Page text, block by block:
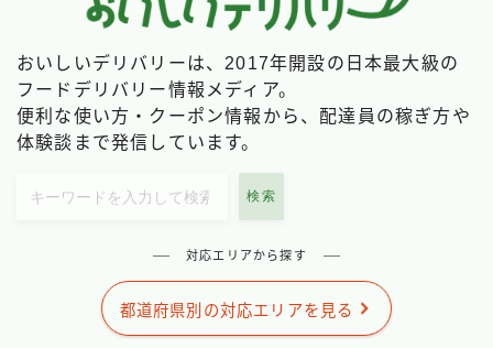
おいしいデリバリーは、2017年開設の日本最大級の
フードデリバリー情報メディア。
便利な使い方・クーポン情報から、配達員の稼ぎ方や
体験談まで発信しています。
検索
対応エリアから探す
都道府県別の対応エリアを見る